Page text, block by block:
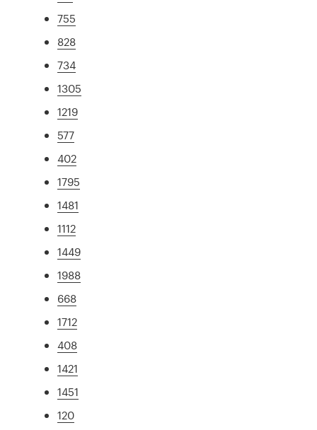
755
828
734
1305
1219
577
402
1795
1481
1112
1449
1988
668
1712
408
1421
1451
120